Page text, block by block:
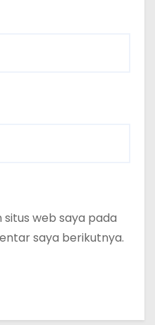
situs web saya pada
saya berikutnya.